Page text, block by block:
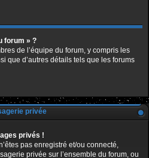
forum » ?
de l’équipe du forum, y compris les
que d’autres détails tels que les forums
privée
privés !
pas enregistré et/ou connecté,
privée sur l’ensemble du forum, ou